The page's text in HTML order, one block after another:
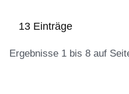
13 Einträge
Ergebnisse 1 bis 8 auf